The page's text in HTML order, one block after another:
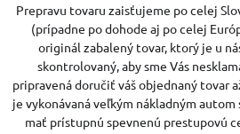
Prepravu tovaru zaisťujeme po celej
(prípadne po dohode aj po celej
originál zabalený tovar, ktorý je u
skontrolovaný, aby sme Vás
pripravená doručiť váš objednaný tovar
je vykonávaná veľkým nákladným
mať prístupnú spevnenú prestupovú